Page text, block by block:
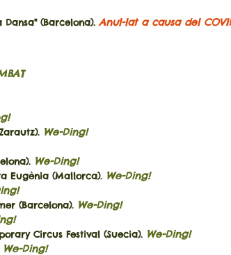
(Barcelona). Anul-lat a causa del
We-Ding!
We-Ding!
Eugènia (Mallorca). We-Ding!
(Barcelona). We-Ding!
Circus Festival (Suecia). We-Ding!
We-Ding!